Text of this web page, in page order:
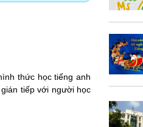
thức học tiếng anh
tiếp với người học